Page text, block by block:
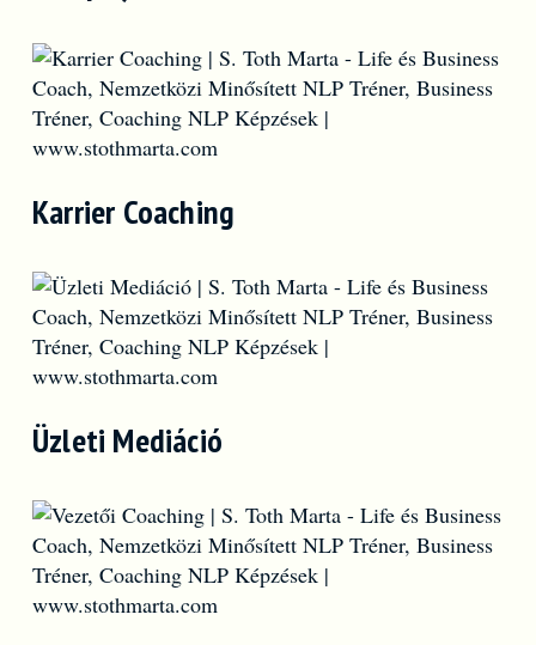
Karrier Coaching
Üzleti Mediáció